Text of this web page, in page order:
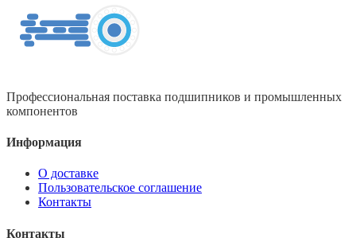
Профессиональная поставка подшипников и промышленных
компонентов
Информация
О доставке
Пользовательское соглашение
Контакты
Контакты